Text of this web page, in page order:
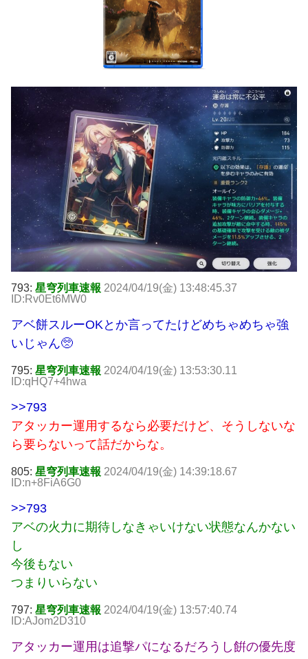
793: 星穹列車速報 2024/04/19(金) 13:48:45.37
ID:Rv0Et6MW0
アベ餅スルーOKとか言ってたけどめちゃめちゃ強
いじゃん🥺
795: 星穹列車速報 2024/04/19(金) 13:53:30.11
ID:qHQ7+4hwa
>>793
アタッカー運用するなら必要だけど、そうしないな
ら要らないって話だからな。
805: 星穹列車速報 2024/04/19(金) 14:39:18.67
ID:n+8FiA6G0
>>793
アベの火力に期待しなきゃいけない状態なんかない
し
今後もない
つまりいらない
797: 星穹列車速報 2024/04/19(金) 13:57:40.74
ID:AJom2D310
アタッカー運用は追撃パになるだろうし餠の優先度